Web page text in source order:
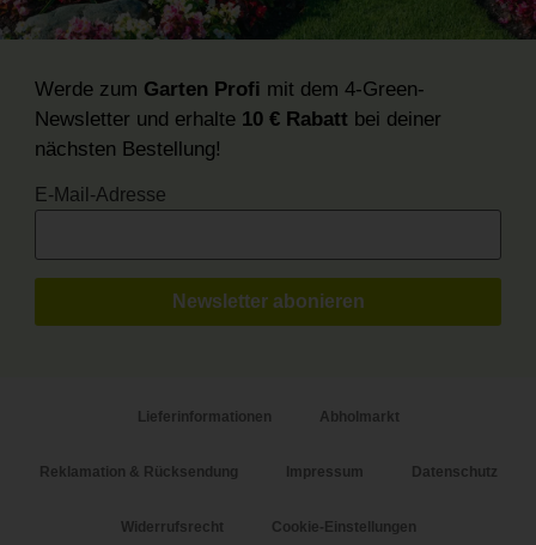
Werde zum Garten Profi mit dem 4-Green-
Newsletter und erhalte 10 € Rabatt bei deiner
nächsten Bestellung!
E-Mail-Adresse
Lieferinformationen Abholmarkt
Reklamation & Rücksendung Impressum Datenschutz
Widerrufsrecht Cookie-Einstellungen